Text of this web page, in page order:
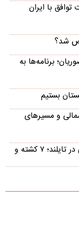
توافق با ایران
شد؟
برنامه‌ها به
بستیم
و مسیرهای
جزئیات تیراندازی در مدرسه‌ای در تایلند؛ ۷ کشته و